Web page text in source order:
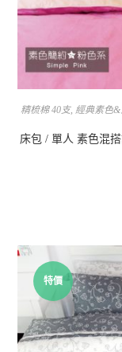
精梳棉 40支, 經典素色
床包 / 單人 素色混
特價